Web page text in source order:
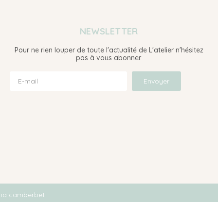
NEWSLETTER
Pour ne rien louper de toute l'actualité de L'atelier n'hésitez
pas à vous abonner.
Envoyer
camberbet